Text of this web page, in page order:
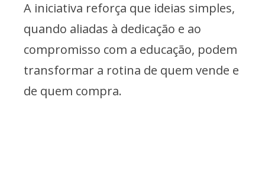
A iniciativa reforça que ideias simples,
quando aliadas à dedicação e ao
compromisso com a educação, podem
transformar a rotina de quem vende e
de quem compra.